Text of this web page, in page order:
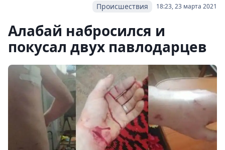
18:23, 23 марта 2021
Происшествия
Алабай набросился и
покусал двух павлодарцев